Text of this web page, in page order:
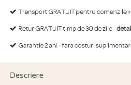
Transport GRATUIT pentru comenzile
Retur GRATUIT timp de 30 de zile -
Garantie 2 ani - fara costuri
Descriere